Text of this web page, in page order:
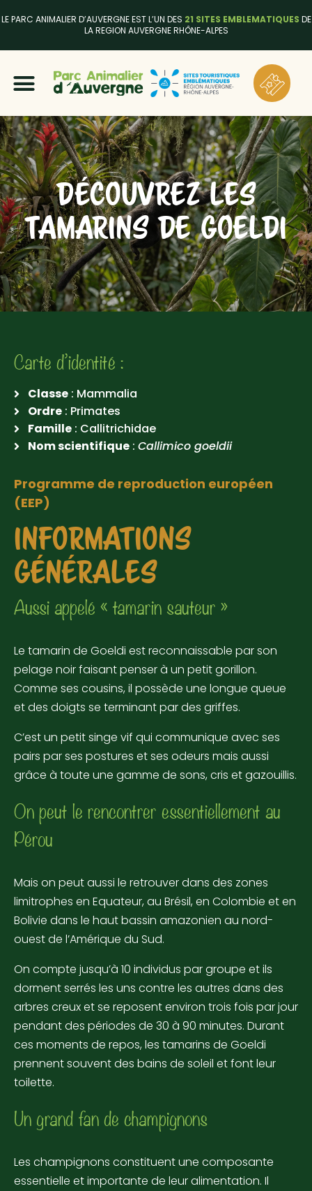
LE PARC ANIMALIER D’AUVERGNE EST L’UN DES 21 SITES EMBLEMATIQUES DE
LA REGION AUVERGNE RHÔNE-ALPES
DÉCOUVREZ LES
TAMARINS DE GOELDI
Carte d’identité :
Classe : Mammalia
Ordre : Primates
Famille : Callitrichidae
Nom scientifique : Callimico goeldii
Programme de reproduction européen
(EEP)
INFORMATIONS
GÉNÉRALES
Aussi appelé « tamarin sauteur »
Le tamarin de Goeldi est reconnaissable par son
pelage noir faisant penser à un petit gorillon.
Comme ses cousins, il possède une longue queue
et des doigts se terminant par des griffes.
C’est un petit singe vif qui communique avec ses
pairs par ses postures et ses odeurs mais aussi
grâce à toute une gamme de sons, cris et gazouillis.
On peut le rencontrer essentiellement au
Pérou
Mais on peut aussi le retrouver dans des zones
limitrophes en Equateur, au Brésil, en Colombie et en
Bolivie dans le haut bassin amazonien au nord-
ouest de l’Amérique du Sud.
On compte jusqu’à 10 individus par groupe et ils
dorment serrés les uns contre les autres dans des
arbres creux et se reposent environ trois fois par jour
pendant des périodes de 30 à 90 minutes. Durant
ces moments de repos, les tamarins de Goeldi
prennent souvent des bains de soleil et font leur
toilette.
Un grand fan de champignons
Les champignons constituent une composante
essentielle et importante de leur alimentation. Il